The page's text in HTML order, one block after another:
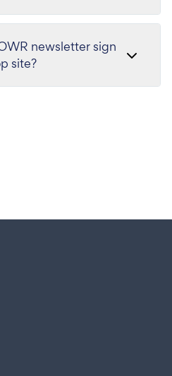
newsletter sign
site?